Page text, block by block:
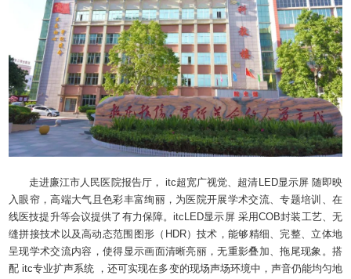
走进廉江市人民医院报告厅， itc超宽广视觉、超清LED显示屏 随即映
入眼帘，高端大气且色彩丰富绚丽，为医院开展学术交流、专题培训、在
线医技提升等会议提供了有力保障。itcLED显示屏 采用COB封装工艺、无
缝拼接技术以及高动态范围图形（HDR）技术，能够精细、完整、立体地
呈现学术交流内容，使得显示画面清晰亮丽，无重影叠加、拖尾现象。搭
配 itc专业扩声系统 ，还可实现在多变的现场声场环境中，声音仍能均匀地